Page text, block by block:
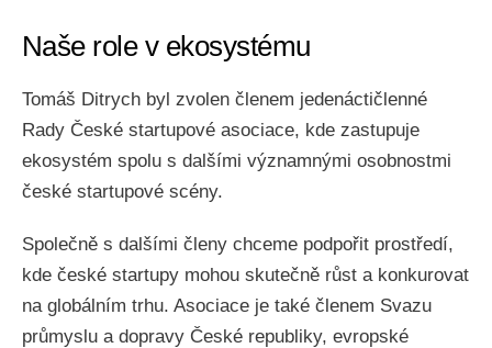
Naše role v ekosystému
Tomáš Ditrych byl zvolen členem jedenáctičlenné
Rady České startupové asociace, kde zastupuje
ekosystém spolu s dalšími významnými osobnostmi
české startupové scény.
Společně s dalšími členy chceme podpořit prostředí,
kde české startupy mohou skutečně růst a konkurovat
na globálním trhu. Asociace je také členem Svazu
průmyslu a dopravy České republiky, evropské